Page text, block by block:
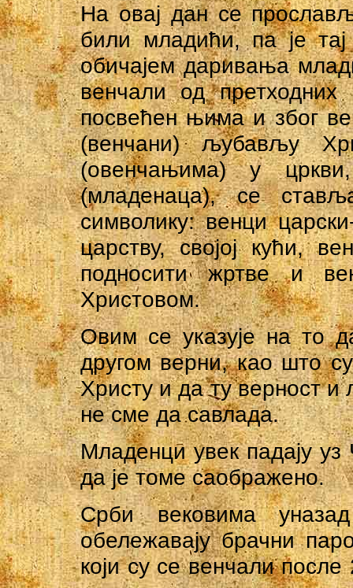
На овај дан се
били младићи, па је
обичајем даривања
венчали од
посвећен њима и због
(венчани) љубављу
(овенчањима) у
(младенаца), се
символику: венци
царству, својој кући,
подносити жртве и
Христовом.
Овим се указује на то
другом верни, као што
Христу и да ту верност
не сме да савлада.
Младенци увек падају
да је томе саображено.
Срби вековима
обележавају брачни
који су се венчали